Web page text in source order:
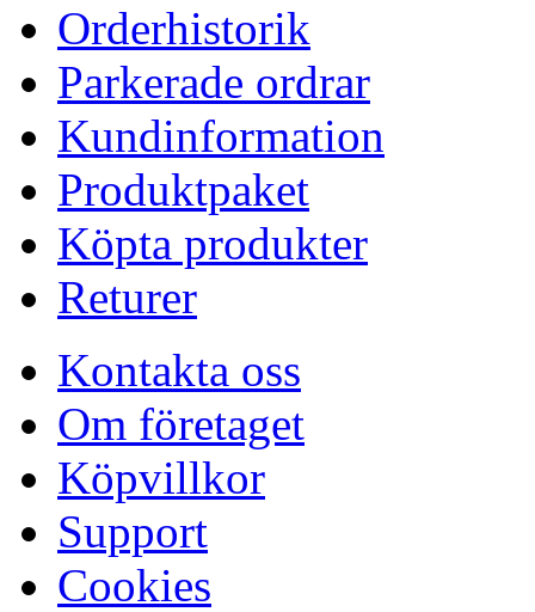
Orderhistorik
Parkerade ordrar
Kundinformation
Produktpaket
Köpta produkter
Returer
Kontakta oss
Om företaget
Köpvillkor
Support
Cookies